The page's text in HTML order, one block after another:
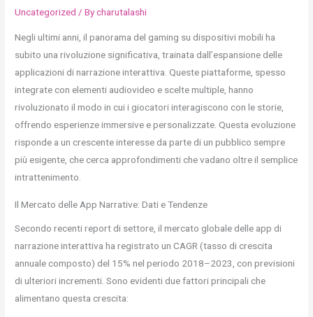
Uncategorized / Bycharutalashi
Negli ultimi anni, il panorama del gaming su dispositivi mobili ha
subito una rivoluzione significativa, trainata dall’espansione delle
applicazioni di narrazione interattiva. Queste piattaforme, spesso
integrate con elementi audiovideo e scelte multiple, hanno
rivoluzionato il modo in cui i giocatori interagiscono con le storie,
offrendo esperienze immersive e personalizzate. Questa evoluzione
risponde a un crescente interesse da parte di un pubblico sempre
più esigente, che cerca approfondimenti che vadano oltre il semplice
intrattenimento.
Il Mercato delle App Narrative: Dati e Tendenze
Secondo recenti report di settore, il mercato globale delle app di
narrazione interattiva ha registrato un CAGR (tasso di crescita
annuale composto) del 15% nel periodo 2018–2023, con previsioni
di ulteriori incrementi. Sono evidenti due fattori principali che
alimentano questa crescita: